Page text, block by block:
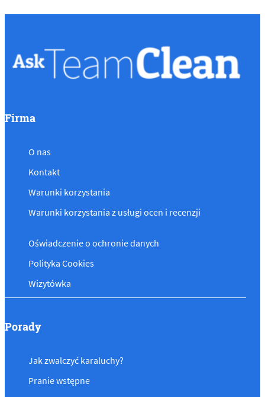
Firma
O nas
Kontakt
Warunki korzystania
Warunki korzystania z usługi ocen i recenzji
Oświadczenie o ochronie danych
Polityka Cookies
Wizytówka
Porady
Jak zwalczyć karaluchy?
Pranie wstępne